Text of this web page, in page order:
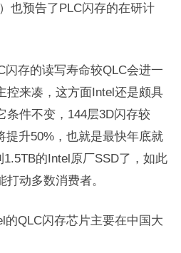
也预告了PLC闪存的在研计
闪存的读写寿命较QLC会进一
控来凑，这方面Intel还是颇具
条件不变，144层3D闪存较
提升50%，也就是最快年底就
的Intel原厂SSD了，如此
动多数消费者。
的QLC闪存芯片主要在中国大